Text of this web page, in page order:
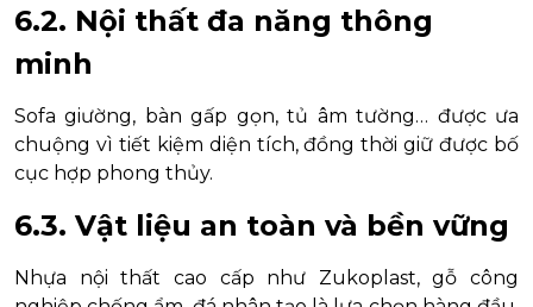
6.2. Nội thất đa năng thông
minh
Sofa giường, bàn gấp gọn, tủ âm tường… được ưa
chuộng vì tiết kiệm diện tích, đồng thời giữ được bố
cục hợp phong thủy.
6.3. Vật liệu an toàn và bền vững
Nhựa nội thất cao cấp như Zukoplast, gỗ công